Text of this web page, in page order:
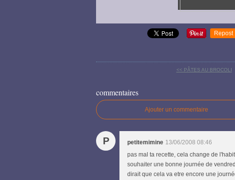
Repost
<< PÂTES AU BROCOLI
commentaires
Ajouter un commentaire
P petitemimine 13/06/2008 08:46
pas mal ta recette, cela change de
souhaiter une bonne journée de
dirait que cela va etre encore une